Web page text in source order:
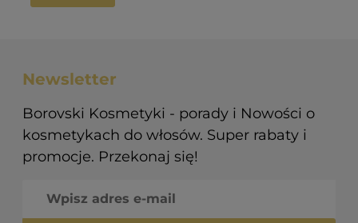
Newsletter
Borovski Kosmetyki - porady i Nowości o
kosmetykach do włosów. Super rabaty i
promocje. Przekonaj się!